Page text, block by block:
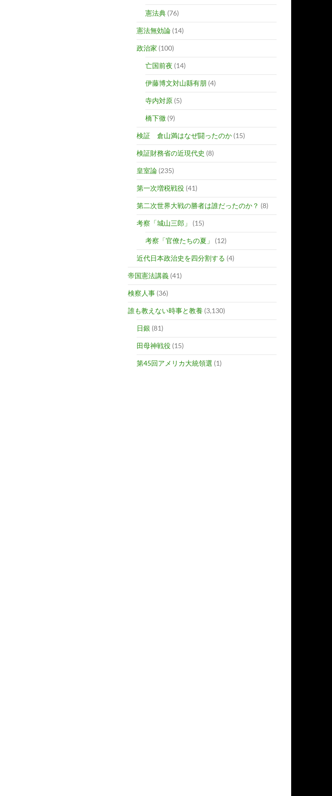
憲法典 (76)
憲法無効論 (14)
政治家 (100)
亡国前夜 (14)
伊藤博文対山縣有朋 (4)
寺内対原 (5)
橋下徹 (9)
検証 倉山満はなぜ闘ったのか (15)
検証財務省の近現代史 (8)
皇室論 (235)
第一次増税戦役 (41)
第二次世界大戦の勝者は誰だったのか？ (8)
考察「城山三郎」 (15)
考察「官僚たちの夏」 (12)
近代日本政治史を四分割する (4)
帝国憲法講義 (41)
検察人事 (36)
誰も教えない時事と教養 (3,130)
日銀 (81)
田母神戦役 (15)
第45回アメリカ大統領選 (1)